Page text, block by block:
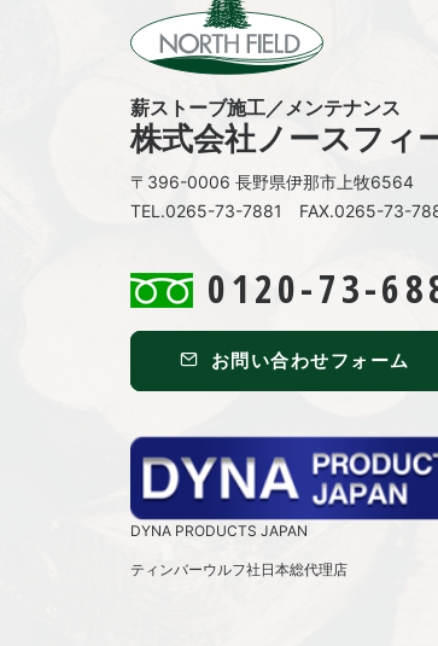
薪ストーブ施工／メンテナンス
株式会社ノースフィ
〒396-0006 長野県伊那市上牧6564
TEL.0265-73-7881 FAX.0265-73-
0120-73-
お問い合わせフォーム
DYNA PRODUCTS JAPAN
ティンバーウルフ社日本総代理店